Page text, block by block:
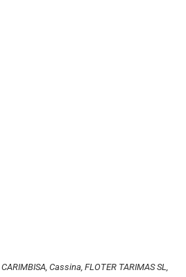
CARIMBISA, Cassina, FLOTER TARIMAS SL,